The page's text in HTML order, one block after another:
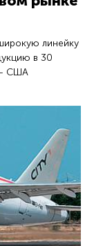
линейку
в 30
— США